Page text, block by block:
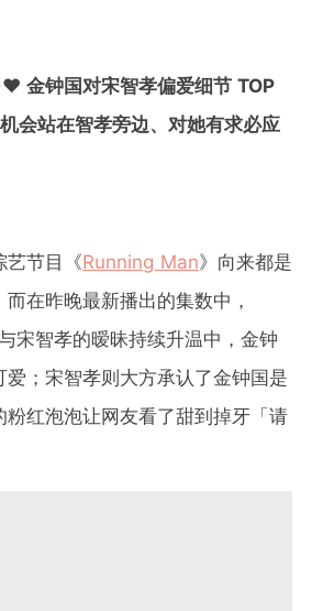
金钟国对宋智孝偏爱细节 TOP
会站在智孝旁边、对她有求必应
艺节目《Running Man》向来都是
在昨晚最新播出的集数中，
宋智孝的暧昧持续升温中，金钟
爱；宋智孝则大方承认了金钟国是
粉红泡泡让网友看了甜到掉牙「请